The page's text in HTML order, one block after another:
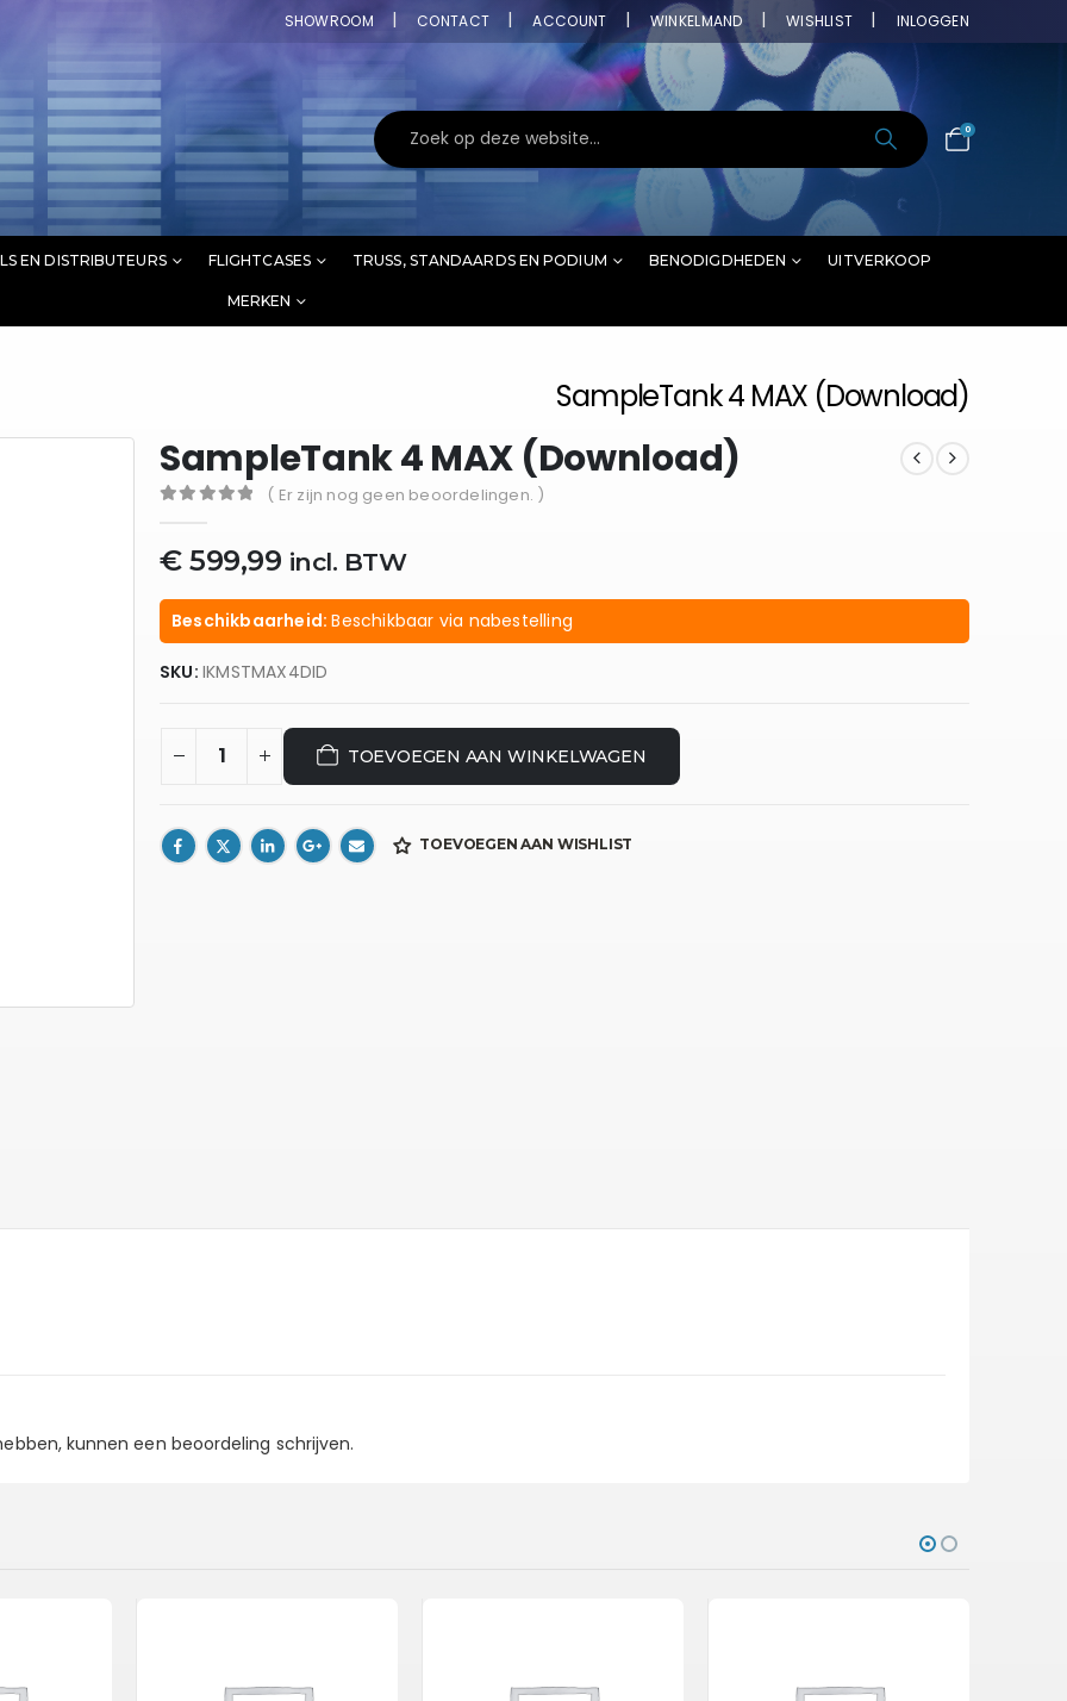
SHOWROOM CONTACT ACCOUNT WINKELMAND WISHLIST INLOGGEN
0
EN DISTRIBUTEURS FLIGHTCASES TRUSS, STANDAARDS EN PODIUM BENODIGDHEDEN UITVERKOOP
MERKEN
SampleTank 4 MAX (Download)
SampleTank 4 MAX (Download)
( Er zijn nog geen beoordelingen. )
€599,99 incl. BTW
Beschikbaarheid:Beschikbaar via nabestelling
SKU: IKMSTMAX4DID
TOEVOEGEN AAN WINKELWAGEN
TOEVOEGEN AAN WISHLIST
kunnen een beoordeling schrijven.